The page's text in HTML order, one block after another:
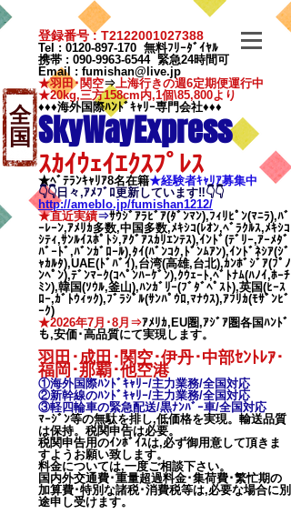
全
国
登録番号 : T2122001027388
Tel : 0120-897-170 無料ﾌﾘｰﾀﾞｲﾔﾙ
携帯 : 090-9963-6544緊急24時間可
Email : fumishan@live.jp
★羽田･関空⇒上海行きの週6定期便運行中
★20kg,三方158cm内,1個\85,800より
♦♦♦海外国際ﾊﾝﾄﾞｷｬﾘｰ専門会社♦♦♦
SkyWayExpress
ｽｶｲｳｪｲｴｸｽﾌﾟﾚｽ
★ﾍﾞﾃﾗﾝｷｬﾘｱ8名在籍★​経験者ｷｬﾘｱ募集中
👇👇日々,ｱﾒﾌﾞﾛ更新しています‼👇👇
http://ameblo.jp/fumishan1212/
★直近実績⇒ｻｳｼﾞｱﾗﾋﾞｱ(ﾀﾞﾝﾏﾝ),ﾌｨﾘﾋﾟﾝ(ﾏﾆﾗ),ﾊﾞ
ｰﾚｰﾝ,ｱﾒﾘｶ多数,中国多数,ﾒｷｼｺ(ﾚｵﾝ,ﾍﾞﾗｸﾙｽ,ﾒｷｼｺ
ｼﾃｨ,ｻﾝﾙｲｽﾎﾟﾄｼ,ｱｸﾞｱｽｶﾘｴﾝﾃｽ),ｲﾝﾄﾞ(ﾃﾞﾘｰ,ｱｰﾒﾀﾞ
ﾊﾞｰﾄﾞ,ﾊﾞﾝｶﾞﾛｰﾙ),ﾀｲ(ﾊﾞﾝｺｸ,ﾄﾞﾝﾑｱﾝ),ｲﾝﾄﾞﾈｼｱ(ｼﾞ
ｬｶﾙﾀ),UAE(ﾄﾞﾊﾞｲ),台湾(高雄,台北),ｶﾝﾎﾞｼﾞｱ(ﾌﾟﾉ
ﾝﾍﾟﾝ),ﾃﾞﾝﾏｰｸ(ｺﾍﾟﾝﾊｰｹﾞﾝ),ｸｳｪｰﾄ,ﾍﾞﾄﾅﾑ(ﾊﾉｲ,ﾎｰﾁ
ﾐﾝ),韓国(ｿｳﾙ,釜山),ﾊﾝｶﾞﾘｰ(ﾌﾞﾀﾞﾍﾟｽﾄ),英国(ﾋｰｽ
ﾛｰ,ｶﾞﾄｳｨｯｸ),ﾌﾞﾗｼﾞﾙ(ｻﾝﾊﾟｳﾛ,ﾏﾅｳｽ),ｱﾌﾘｶ(ﾓｻﾞﾝﾋﾞ
ｰｸ)
★2026年7月･8月⇒ｱﾒﾘｶ,EU圏,ｱｼﾞｱ圏各国ﾊﾝﾄﾞ
も,安価･高品質にて実現します。
羽田･成田･関空･伊丹･中部ｾﾝﾄﾚｱ･
福岡･那覇･他空港
①海外国際ﾊﾝﾄﾞｷｬﾘｰ/主力業務/全国対応
②新幹線のﾊﾝﾄﾞｷｬﾘｰ/主力業務/全国対応
③軽四輪車の緊急配送/黒ﾅﾝﾊﾞｰ車/全国対応
ﾏｰｼﾞﾝ等の無駄を排し,低価格を実現。輸送品質
は保持。税関申告は必要。
税関申告用のｲﾝﾎﾞｲｽは,必ず御用意して頂きま
すようお願い致します。
料金については,一度ご相談下さい。
国内外交通費･重量超過料金･集荷費･繁忙期の
加算費･特別な諸税･消費税等は,必要な場合に別
途申し受けます。